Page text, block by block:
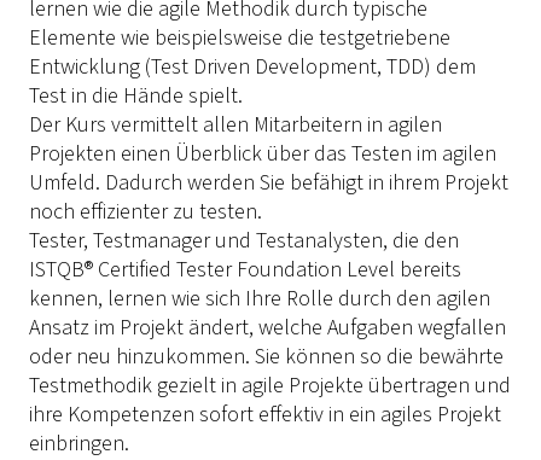
lernen wie die agile Methodik durch typische
Elemente wie beispielsweise die testgetriebene
Entwicklung (Test Driven Development, TDD) dem
Test in die Hände spielt.
Der Kurs vermittelt allen Mitarbeitern in agilen
Projekten einen Überblick über das Testen im agilen
Umfeld. Dadurch werden Sie befähigt in ihrem Projekt
noch effizienter zu testen.
Tester, Testmanager und Testanalysten, die den
ISTQB® Certified Tester Foundation Level bereits
kennen, lernen wie sich Ihre Rolle durch den agilen
Ansatz im Projekt ändert, welche Aufgaben wegfallen
oder neu hinzukommen. Sie können so die bewährte
Testmethodik gezielt in agile Projekte übertragen und
ihre Kompetenzen sofort effektiv in ein agiles Projekt
einbringen.